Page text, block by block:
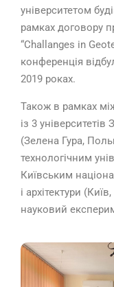
університетом
рамках договору
“Challanges in
конференція
2019 роках.
Також в рамках
із 3
(Зелена Гура,
технологічним
Київським
і архітектури
науковий